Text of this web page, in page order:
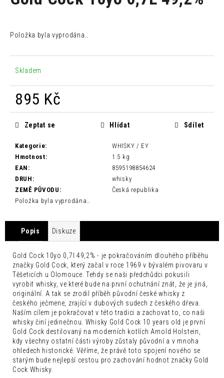
hvězdiček.
Položka byla vyprodána…
Skladem
895 Kč
Měrná
cena:
Kategorie:
WHISKY / EY
Hmotnost:
1.5 kg
EAN :
8595198854624
DRUH :
whisky
ZEMĚ PŮVODU :
Česká republika
Položka byla vyprodána…
Zeptat se Hlídat Sdílet
Popis Diskuze
Gold Cock 10yo 0,7l 49,2% - je pokračováním dlouhého příběhu
značky Gold Cock, který začal v roce 1969 v bývalém pivovaru v
Těšeticích u Olomouce. Tehdy se naši předchůdci pokusili
vyrobit whisky, ve které bude na první ochutnání znát, že je jiná,
originální. A tak se zrodil příběh původní české whisky z
českého ječmene, zrající v dubových sudech z českého dřeva.
Naším cílem je pokračovat v této tradici a zachovat to, co naši
whisky činí jedinečnou. Whisky Gold Cock 10 years old je první
Gold Cock destilovaný na moderních kotlích Arnold Holstein,
kdy všechny ostatní části výroby zůstaly původní a v mnoha
ohledech historické. Věříme, že právě toto spojení nového se
starým bude nejlepší cestou pro zachování hodnot značky Gold
Cock Whisky.
í
t
?
D
o
p
o
e
m
e
FENTIMANS
CHERRY
COLA
0,275L
52
Kč